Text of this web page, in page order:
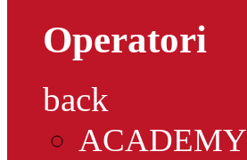
Operatori
back
ACADEMY